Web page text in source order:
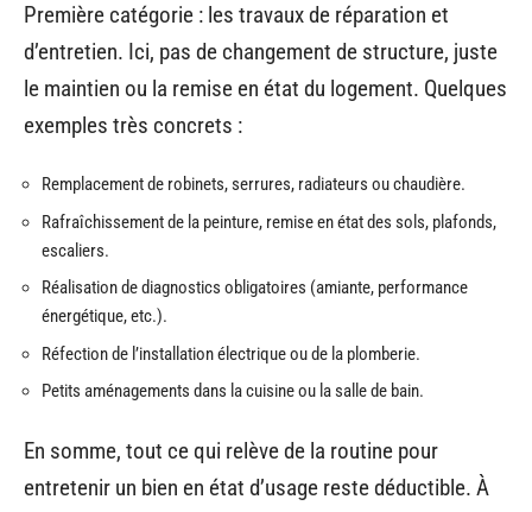
Première catégorie : les travaux de réparation et
d’entretien. Ici, pas de changement de structure, juste
le maintien ou la remise en état du logement. Quelques
exemples très concrets :
Remplacement de robinets, serrures, radiateurs ou chaudière.
Rafraîchissement de la peinture, remise en état des sols, plafonds,
escaliers.
Réalisation de diagnostics obligatoires (amiante, performance
énergétique, etc.).
Réfection de l’installation électrique ou de la plomberie.
Petits aménagements dans la cuisine ou la salle de bain.
En somme, tout ce qui relève de la routine pour
entretenir un bien en état d’usage reste déductible. À